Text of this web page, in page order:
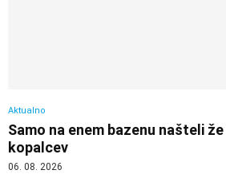
Aktualno
Samo na enem bazenu našteli
kopalcev
06. 08. 2026